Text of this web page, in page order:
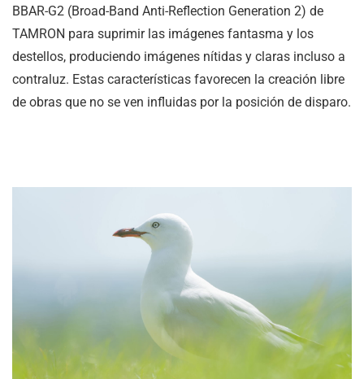
BBAR-G2 (Broad-Band Anti-Reflection Generation 2) de
TAMRON para suprimir las imágenes fantasma y los
destellos, produciendo imágenes nítidas y claras incluso a
contraluz. Estas características favorecen la creación libre
de obras que no se ven influidas por la posición de disparo.